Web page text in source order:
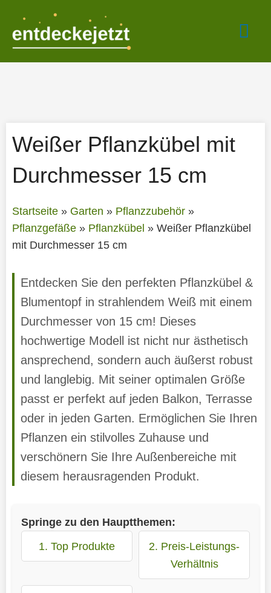
springen
Weißer Pflanzkübel mit
Durchmesser 15 cm
Startseite» Garten » Pflanzzubehör»
Pflanzgefäße» Pflanzkübel » Weißer Pflanzkübel
mit Durchmesser 15 cm
Entdecken Sie den perfekten Pflanzkübel &
Blumentopf in strahlendem Weiß mit einem
Durchmesser von 15 cm! Dieses
hochwertige Modell ist nicht nur ästhetisch
ansprechend, sondern auch äußerst robust
und langlebig. Mit seiner optimalen Größe
passt er perfekt auf jeden Balkon, Terrasse
oder in jeden Garten. Ermöglichen Sie Ihren
Pflanzen ein stilvolles Zuhause und
verschönern Sie Ihre Außenbereiche mit
diesem herausragenden Produkt.
Springe zu den Hauptthemen:
1. Top Produkte
2. Preis-Leistungs-
Verhältnis